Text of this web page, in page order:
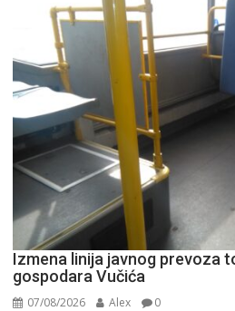
Izmena linija javnog prevoza
gospodara Vučića
07/08/2026 Alex 0